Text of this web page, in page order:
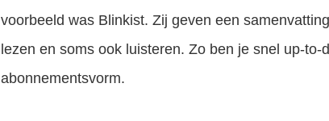
voorbeeld was Blinkist. Zij geven een
lezen en soms ook luisteren. Zo ben je snel up-
abonnementsvorm.